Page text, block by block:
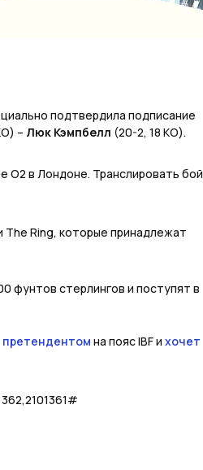
подтвердила подписание
– Люк Кэмпбелл (20-2, 18 КО).
O2 в Лондоне. Транслировать бой
The Ring, которые принадлежат
фунтов стерлингов и поступят в
на пояс IBF и хочет